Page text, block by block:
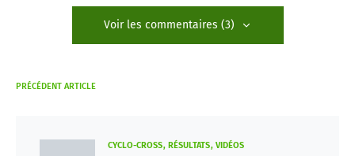
Voir les commentaires (3)
PRÉCÉDENT ARTICLE
CYCLO-CROSS RÉSULTATS VIDÉOS